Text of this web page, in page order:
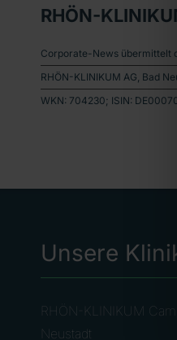
RHÖN-
Corporate-News übermittelt
RHÖN-KLINIKUM AG, Bad
WKN: 704230; ISIN:
Unsere
RHÖN-KLINIKUM
Neustadt